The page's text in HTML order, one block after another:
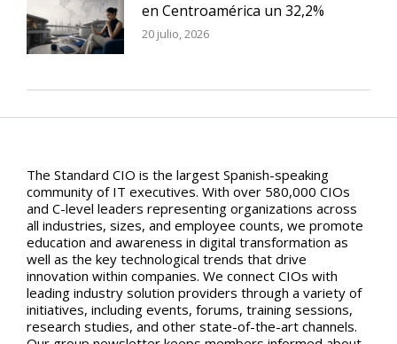
en Centroamérica un 32,2%
20 julio, 2026
The Standard CIO is the largest Spanish-speaking
community of IT executives. With over 580,000 CIOs
and C-level leaders representing organizations across
all industries, sizes, and employee counts, we promote
education and awareness in digital transformation as
well as the key technological trends that drive
innovation within companies. We connect CIOs with
leading industry solution providers through a variety of
initiatives, including events, forums, training sessions,
research studies, and other state-of-the-art channels.